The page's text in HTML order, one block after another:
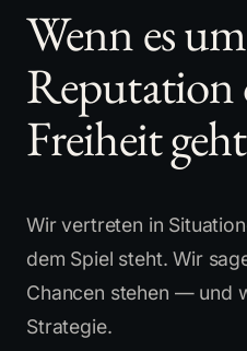
Wenn es
Reputation
Freiheit geht
Wir vertreten in
dem Spiel steht. Wir
Chancen stehen — und
Strategie.